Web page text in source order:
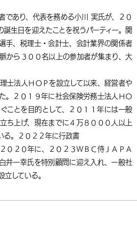
であり、代表を務める小川 実氏が、２０
生日を迎えたことを祝うパーティー。関
手、税理士・会計士、会計業界の関係者
から３００名以上の参加者が集まり、大
士法人ＨＯＰを設立して以来、経営者や
。２０１９年に社会保険労務士法人ＨＯ
ことを目的として、２０１１年には一般
ち上げ、現在までに４万８０００人以上
る。２０２２年に行政書
０２０年に、２０２３ＷＢＣ侍ＪＡＰＡ
井一幸氏を特別顧問に迎え入れ、一般社
立している。